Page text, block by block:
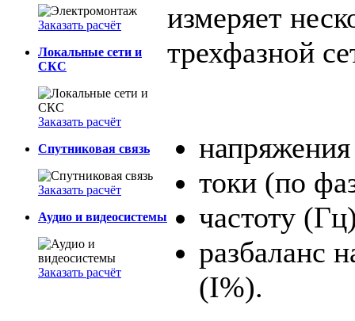
Заказать расчёт
Локальные сети и
СКС
Заказать расчёт
Спутниковая связь
Заказать расчёт
Аудио и видеосистемы
Заказать расчёт
измеряет
трехфазной
токи (по
частоту
разбаланс
(I%).